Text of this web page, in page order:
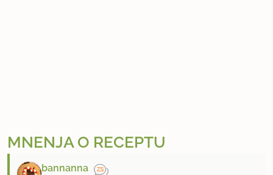
MNENJA O RECEPTU
bannanna